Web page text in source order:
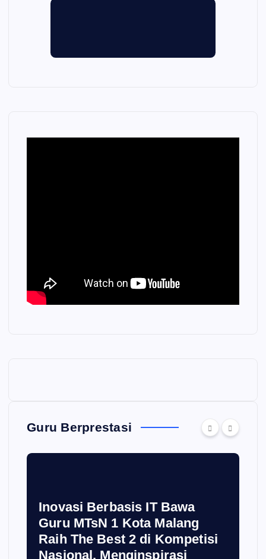
Guru Berprestasi
Inovasi Berbasis IT Bawa
Guru MTsN 1 Kota Malang
Raih The Best 2 di Kompetisi
Nasional, Menginspirasi